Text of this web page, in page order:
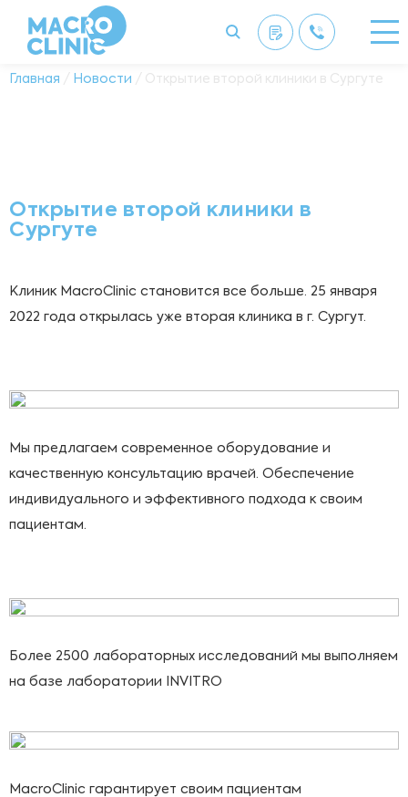
Главная / Новости / Открытие второй клиники в Сургуте
Открытие второй клиники в
Сургуте
Клиник MacroClinic становится все больше. 25 января
2022 года открылась уже вторая клиника в г. Сургут.
Мы предлагаем современное оборудование и
качественную консультацию врачей. Обеспечение
индивидуального и эффективного подхода к своим
пациентам.
Более 2500 лабораторных исследований мы выполняем
на базе лаборатории INVITRO
MacroClinic гарантирует своим пациентам